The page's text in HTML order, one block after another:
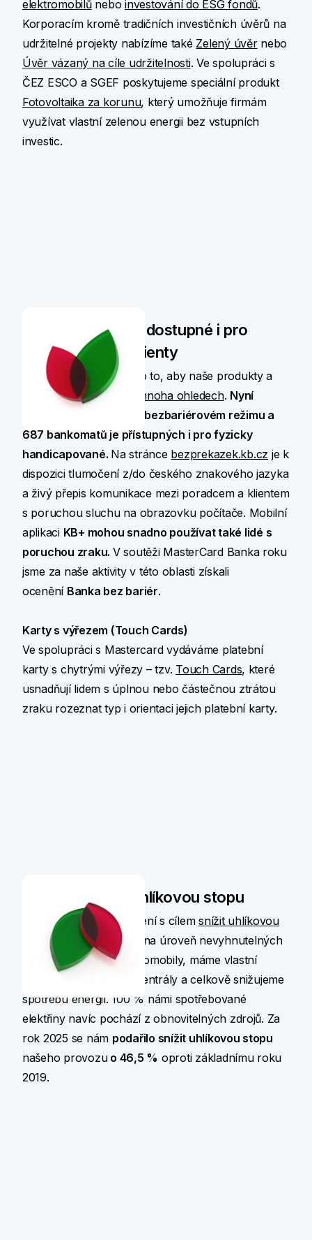
elektromobilůneboinvestování do ESG fondů.
Korporacím kromě tradičních investičních úvěrů na
udržitelné projekty nabízíme také Zelený úvěrnebo
Úvěr vázaný na cíle udržitelnosti. Ve spolupráci s
ČEZ ESCO a SGEF poskytujeme speciální produkt
Fotovoltaika za korunu, který umožňuje firmám
využívat vlastní zelenou energii bez vstupních
investic.
Naše služby jsou dostupné i pro
znevýhodněné klienty
Dlouhodobě usilujeme o to, aby naše produkty a
služby bylyvstřícné v mnoha ohledech. Nyní
funguje 143 poboček v bezbariérovém režimu a
687 bankomatů je přístupných i pro fyzicky
handicapované. Na stránce bezprekazek.kb.cz je k
dispozici tlumočení z/do českého znakového jazyka
a živý přepis komunikace mezi poradcem a klientem
s poruchou sluchu na obrazovku počítače. Mobilní
aplikaci KB+ mohousnadno používat také lidé s
poruchou zraku. V soutěži MasterCard Banka roku
jsme za naše aktivity v této oblasti získali
ocenění Banka bez bariér.
Karty s výřezem (Touch Cards)
Ve spolupráci s Mastercard vydáváme platební
karty s chytrými výřezy – tzv. Touch Cards, které
usnadňují lidem s úplnou nebo částečnou ztrátou
zraku rozeznat typ i orientaci jejich platební karty.
Snižujeme naši uhlíkovou stopu
Zavedli jsme řadu opatření s cílemsnížit uhlíkovou
stopunašeho provozu na úroveň nevyhnutelných
emisí. Využíváme elektromobily, máme vlastní
fotovoltaiku na střeše centrály a celkově snižujeme
spotřebu energií. 100 % námi spotřebované
elektřiny navíc pochází z obnovitelných zdrojů. Za
rok 2025 se nám podařilo snížit uhlíkovou stopu
našeho provozuo 46,5 % oproti základnímu roku
2019.